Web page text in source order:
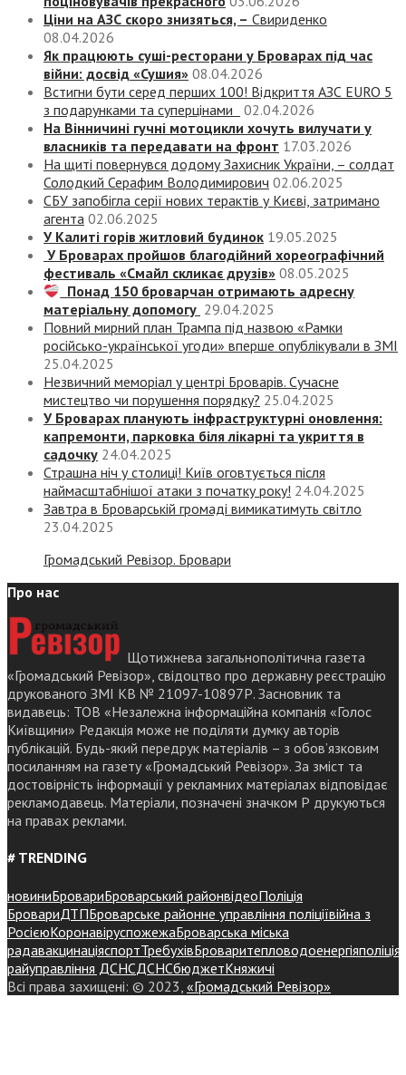
Ціни на АЗС скоро знизяться, – Свириденко
08.04.2026
Як працюють суші-ресторани у Броварах під час
війни: досвід «Сушия» 08.04.2026
Встигни бути серед перших 100! Відкриття АЗС EURO 5
з подарунками та суперцінами
02.04.2026
На Вінничині гучні мотоцикли хочуть вилучати у
власників та передавати на фронт 17.03.2026
На щиті повернувся додому Захисник України, – солдат
Солодкий Серафим Володимирович 02.06.2025
СБУ запобігла серії нових терактів у Києві, затримано
агента 02.06.2025
У Калиті горів житловий будинок 19.05.2025
У Броварах пройшов благодійний хореографічний
фестиваль «Смайл скликає друзів» 08.05.2025
Понад 150 броварчан отримають адресну
матеріальну допомогу 29.04.2025
Повний мирний план Трампа під назвою «‎Рамки
російсько-української угоди» вперше опублікували в ЗМІ
25.04.2025
Незвичний меморіал у центрі Броварів. Сучасне
мистецтво чи порушення порядку? 25.04.2025
У Броварах планують інфраструктурні оновлення:
капремонти, парковка біля лікарні та укриття в
садочку 24.04.2025
Страшна ніч у столиці! Київ оговтується після
наймасштабнішої атаки з початку року! 24.04.2025
Завтра в Броварській громаді вимикатимуть світло
23.04.2025
Громадський Ревізор. Бровари
Про нас
Щотижнева загальнополітична газета
«Громадський Ревізор», свідоцтво про державну реєстрацію
друкованого ЗМІ КВ № 21097-10897Р. Засновник та
видавець: ТОВ «Незалежна інформаційна компанія «Голос
Київщини» Редакція може не поділяти думку авторів
публікацій. Будь-який передрук матеріалів – з обов’язковим
посиланням на газету «Громадський Ревізор». За зміст та
достовірність інформації у рекламних матеріалах відповідає
рекламодавець. Матеріали, позначені значком Р друкуються
на правах реклами.
# TRENDING
новиниБровариБроварський районвідеоПоліція
БровариДТПБроварське районне управління поліціївійна з
РосієюКоронавіруспожежаБроварська міська
радавакцинаціяспортТребухівБроваритепловодоенергіяполіція
райуправління ДСНСДСНСбюджетКняжичі
Всі права захищені: © 2023, «Громадський Ревізор»